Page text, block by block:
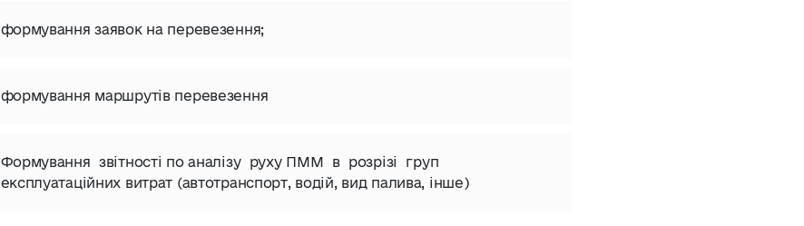
формування заявок на перевезення;
формування маршрутів перевезення
Формування звітності по аналізу руху ПММ в розрізі груп
експлуатаційних витрат (автотранспорт, водій, вид палива, інше)